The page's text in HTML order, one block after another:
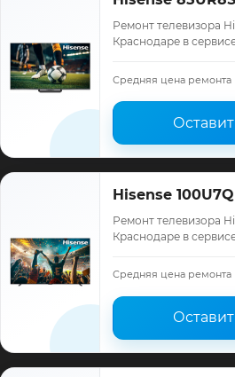
Ремонт телевизора
Краснодаре в
ремонта, запчасти и
месяцев.
Средняя цена ремонта
Hisense 100U7Q
Ремонт телевизора
Краснодаре в
ремонта, запчасти и
Средняя цена ремонта